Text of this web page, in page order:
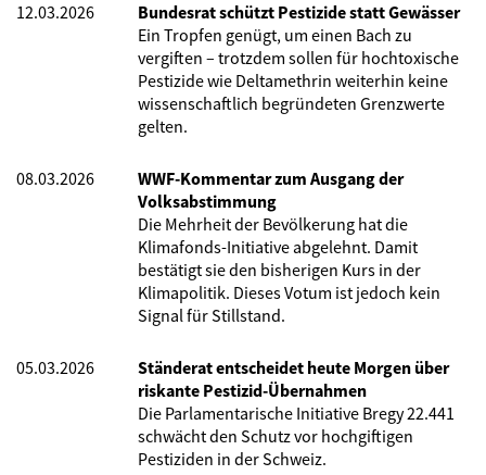
12.03.2026
Bundesrat schützt Pestizide statt Gewässer
Ein Tropfen genügt, um einen Bach zu
vergiften – trotzdem sollen für hochtoxische
Pestizide wie Deltamethrin weiterhin keine
wissenschaftlich begründeten Grenzwerte
gelten.
08.03.2026
WWF-Kommentar zum Ausgang der
Volksabstimmung
Die Mehrheit der Bevölkerung hat die
Klimafonds-Initiative abgelehnt. Damit
bestätigt sie den bisherigen Kurs in der
Klimapolitik. Dieses Votum ist jedoch kein
Signal für Stillstand.
05.03.2026
Ständerat entscheidet heute Morgen über
riskante Pestizid-Übernahmen
Die Parlamentarische Initiative Bregy 22.441
schwächt den Schutz vor hochgiftigen
Pestiziden in der Schweiz.